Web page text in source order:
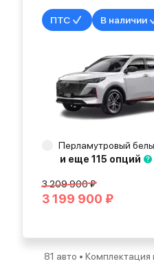
ПТС В наличии
Перламутровый
и еще 115 опций
3 209 900 ₽
3 199 900 ₽
81 авто •